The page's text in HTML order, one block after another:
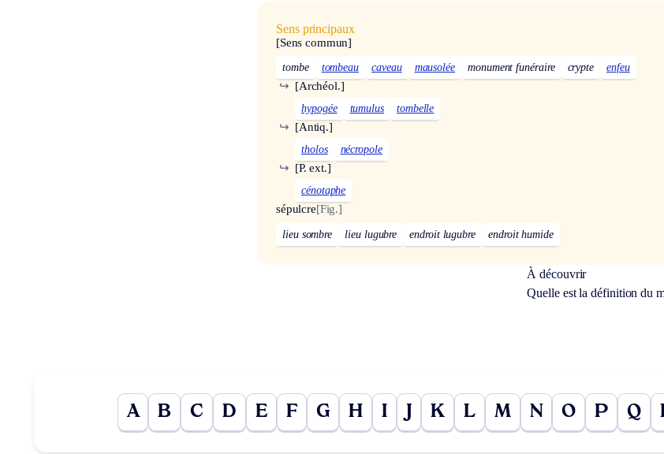
Sens principaux
[Sens commun]
tombe tombeau caveau mausolée monument funéraire crypte enfeu
[Archéol.]
↪
hypogée tumulus tombelle
[Antiq.]
↪
tholos nécropole
[P. ext.]
↪
cénotaphe
sépulcre[Fig.]
lieu sombre lieu lugubre endroit lugubre endroit humide
À découvrir
Quelle est la définition du
A B C D E F G H I J K L M N O P Q